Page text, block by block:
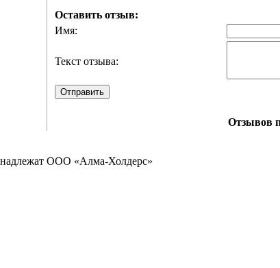
Оставить отзыв:
Имя:
Текст отзыва:
Отправить
Отзывов
ООО «Алма-Холдерс»